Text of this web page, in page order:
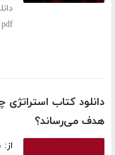
pdf رمان
دانلود کتاب
هدف می‌رساند؟
از: